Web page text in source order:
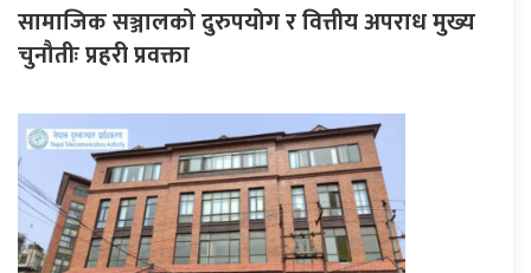
सामाजिक सञ्जालको दुरुपयोग र वित्तीय अपराध मुख्य
चुनौतीः प्रहरी प्रवक्ता